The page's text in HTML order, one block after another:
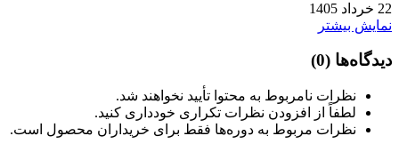
22 خرداد 1405
نمایش بیشتر
دیدگاه‌ها (0)
نظرات نامربوط به محتوا تأیید نخواهند شد.
لطفاً از افزودن نظرات تکراری خودداری کنید.
نظرات مربوط به دوره‌ها فقط برای خریداران محصول است.